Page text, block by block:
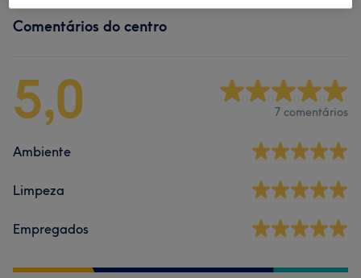
Comentários do centro
5,0 7 comentários
Ambiente
Limpeza
Empregados